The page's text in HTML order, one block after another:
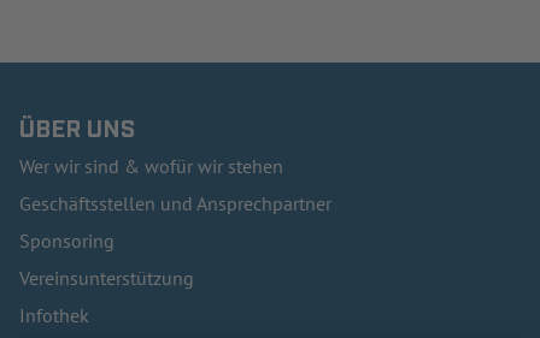
ÜBER UNS
Wer wir sind & wofür wir stehen
Geschäftsstellen und Ansprechpartner
Sponsoring
Vereinsunterstützung
Infothek